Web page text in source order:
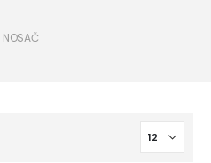
NOSAČ